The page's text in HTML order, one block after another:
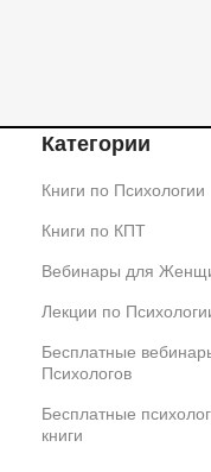
Категории
Книги по Психологии
Книги по КПТ
Вебинары для
Лекции по
Бесплатные
Психологов
Бесплатные
книги